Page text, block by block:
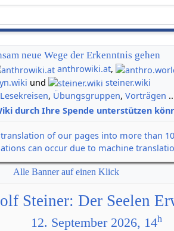
neue Wege der Erkenntnis gehen
anthrowiki.at,
und
steiner.wiki
Lesekreisen, Übungsgruppen,Vorträgen
durch Ihre Spende unterstützen
of our pages into more than
can occur due to machine
Alle Banner auf einen Klick
Steiner: Der Seelen
12. September 2026, 14h